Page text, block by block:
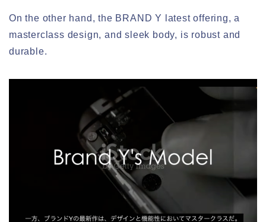
On the other hand, the BRAND Y latest offering, a
masterclass design, and sleek body, is robust and
durable.